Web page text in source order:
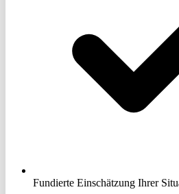
Fundierte Einschätzung Ihrer